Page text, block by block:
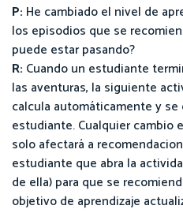
P: He cambiado el nivel de
los episodios que se
puede estar pasando?
R: Cuando un estudiante
las aventuras, la siguiente
calcula automáticamente y
estudiante. Cualquier cambio
solo afectará a
estudiante que abra la
de ella) para que se
objetivo de aprendizaje